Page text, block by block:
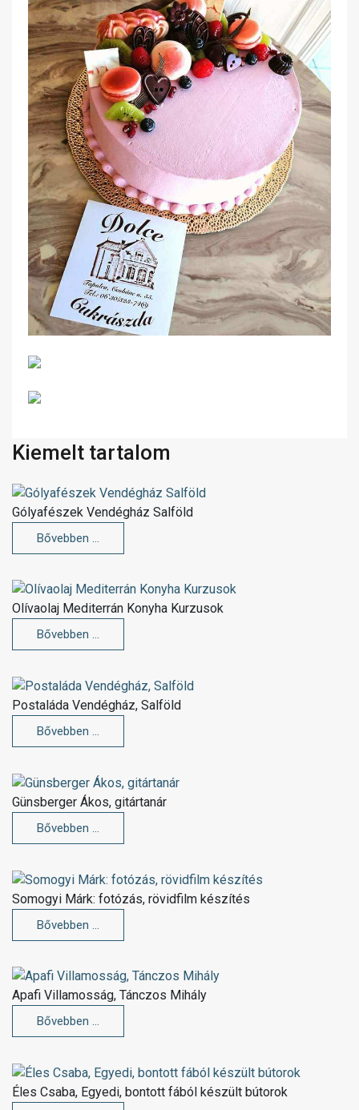
Kiemelt tartalom
Gólyafészek Vendégház Salföld
Bővebben …
Olívaolaj Mediterrán Konyha Kurzusok
Bővebben …
Postaláda Vendégház, Salföld
Bővebben …
Günsberger Ákos, gitártanár
Bővebben …
Somogyi Márk: fotózás, rövidfilm készítés
Bővebben …
Apafi Villamosság, Tánczos Mihály
Bővebben …
Éles Csaba, Egyedi, bontott fából készült bútorok